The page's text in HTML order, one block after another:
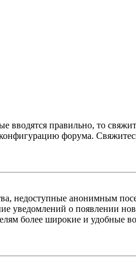
вводятся правильно, то
форума.
недоступные анонимным
уведомлений о появлении
более широкие и удобные